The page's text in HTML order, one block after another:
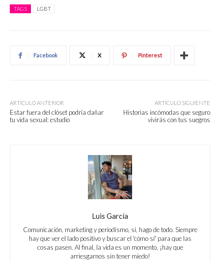
TAGS LGBT
Facebook X Pinterest
ARTÍCULO ANTERIOR
Estar fuera del clóset podría dañar
tu vida sexual: estudio
ARTÍCULO SIGUIENTE
Historias incómodas que seguro
vivirás con tus suegros
Luis García
Comunicación, marketing y periodismo, sí, hago de todo. Siempre
hay que ver el lado positivo y buscar el 'cómo sí' para que las
cosas pasen. Al final, la vida es un momento, ¡hay que
arriesgarnos sin tener miedo!